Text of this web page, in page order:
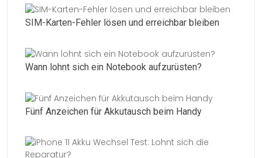
SIM-Karten-Fehler lösen und erreichbar bleiben
Wann lohnt sich ein Notebook aufzurüsten?
Fünf Anzeichen für Akkutausch beim Handy